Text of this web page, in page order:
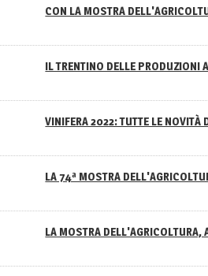
CON LA MOSTRA
IL TRENTINO DELLE PRODUZIONI
VINIFERA 2022: TUTTE LE NOVITÀ
LA 74ª MOSTRA
LA MOSTRA DELL'AGRICOLTURA,